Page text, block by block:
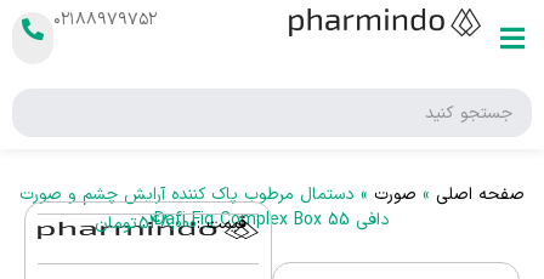
۰۲۱۸۸۹۷۹۷۵۲
صفحه اصلی » صورت » دستمال مرطوب پاک کننده آرایش چشم و صورت
دافی Dafi Fig Complex Box 55
قیمت :548,000تومان